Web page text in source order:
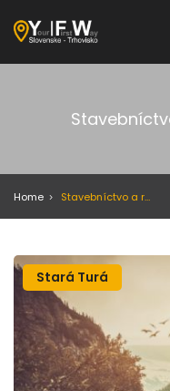
Home Stavebníctvo a remeselné práce
Stará Turá